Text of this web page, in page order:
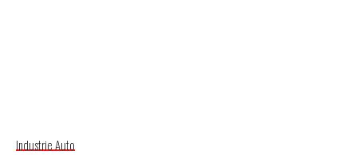
Industrie Auto